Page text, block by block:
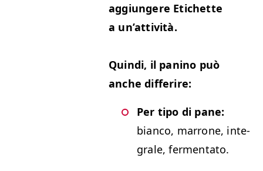
aggiun­gere Etichette
a un’attività.
Quin­di, il pani­no può
anche differire:
Per tipo di pane:
bian­co, mar­rone, inte­
grale, fermentato.